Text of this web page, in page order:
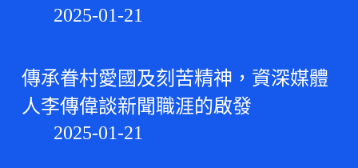
2025-01-21
傳承眷村愛國及刻苦精神，資深媒體
人李傳偉談新聞職涯的啟發
2025-01-21